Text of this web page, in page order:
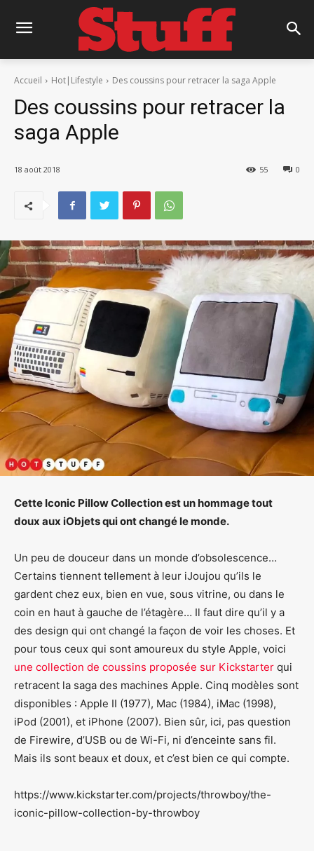
Accueil Hot|Lifestyle Des coussins pour retracer la saga Apple
Des coussins pour retracer la
saga Apple
18 août 2018 0
55
Cette Iconic Pillow Collection est un hommage tout
doux aux iObjets qui ont changé le monde.
Un peu de douceur dans un monde d’obsolescence…
Certains tiennent tellement à leur iJoujou qu’ils le
gardent chez eux, bien en vue, sous vitrine, ou dans le
coin en haut à gauche de l’étagère… Il faut dire qu’il y a
des design qui ont changé la façon de voir les choses. Et
pour tous ceux qui sont amoureux du style Apple, voici
une collection de coussins proposée sur Kickstarter qui
retracent la saga des machines Apple. Cinq modèles sont
disponibles : Apple II (1977), Mac (1984), iMac (1998),
iPod (2001), et iPhone (2007). Bien sûr, ici, pas question
de Firewire, d’USB ou de Wi-Fi, ni d’enceinte sans fil.
Mais ils sont beaux et doux, et c’est bien ce qui compte.
https://www.kickstarter.com/projects/throwboy/the-
iconic-pillow-collection-by-throwboy